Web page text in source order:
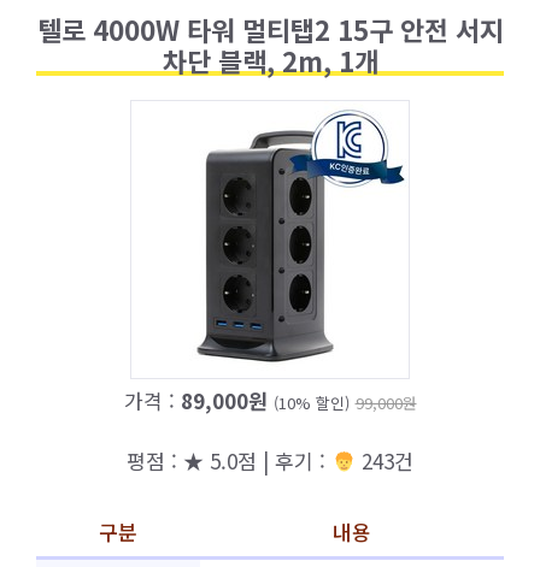
텔로 4000W 타워 멀티탭2 15구 안전 서지
차단 블랙, 2m, 1개
가격 : 89,000원 (10% 할인) 99,000원
평점 : ★ 5.0점 | 후기 : 243건
구분
내용